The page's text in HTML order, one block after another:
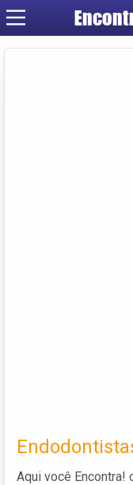
Aqui você Encontra!